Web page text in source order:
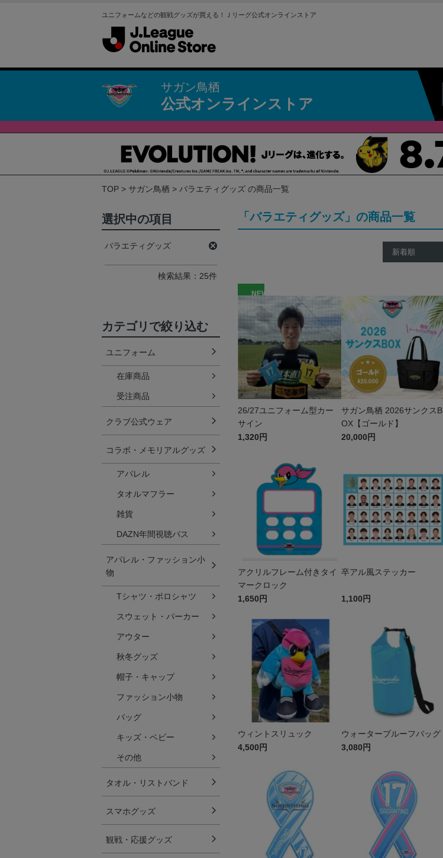
ユニフォームなどの観戦グッズが買える！Ｊリーグ公式オンラインストア
サガン鳥栖
公式オンラインストア
TOP サガン鳥栖 バラエティグッズ の商品一覧
「バラエティグッズ」の商品一覧
NEW
26/27ユニフォーム型カー
サイン
1,320円
サガン鳥栖 2026サンクスB
OX【ゴールド】
20,000円
アクリルフレーム付きタイ
マークロック
1,650円
卒アル風ステッカー
1,100円
ウィントスリュック
4,500円
ウォータープルーフバッグ
3,080円
選択中の項目
バラエティグッズ
検索結果：25件
カテゴリで絞り込む
ユニフォーム
在庫商品
受注商品
クラブ公式ウェア
コラボ・メモリアルグッズ
アパレル
タオルマフラー
雑貨
DAZN年間視聴パス
アパレル・ファッション小
物
Tシャツ・ポロシャツ
スウェット・パーカー
アウター
秋冬グッズ
帽子・キャップ
ファッション小物
バッグ
キッズ・ベビー
その他
タオル・リストバンド
スマホグッズ
観戦・応援グッズ